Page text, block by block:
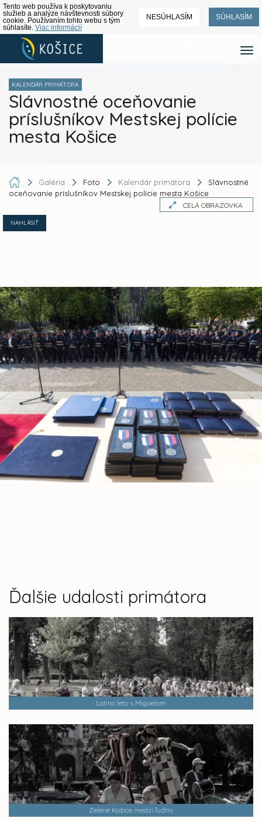
Tento web používa k poskytovaniu
služieb a analýze návštevnosti súbory
cookie. Používaním tohto webu s tým
súhlasíte. Viac informácií
NESÚHLASÍM SÚHLASÍM
KALENDÁR PRIMÁTORA
Slávnostné oceňovanie
príslušníkov Mestskej polície
mesta Košice
Galéria Foto Kalendár primátora
Slávnostné
oceňovanie príslušníkov Mestskej polície mesta Košice
CELÁ OBRAZOVKA
NAHLÁSIŤ
Ďalšie udalosti primátora
Latino leto s Miguelom
Zelené Košice medzi ľuďmi